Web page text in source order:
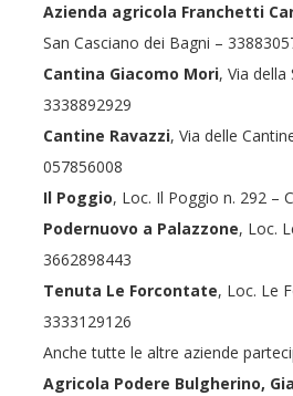
Azienda agricola Franchetti
San Casciano dei Bagni –
Cantina Giacomo Mori, Via della
3338892929
Cantine Ravazzi, Via delle
057856008
Il Poggio, Loc. Il Poggio n. 292 –
Podernuovo a Palazzone, Loc.
3662898443
Tenuta Le Forcontate, Loc. Le
3333129126
Anche tutte le altre aziende
Agricola Podere Bulgherino,